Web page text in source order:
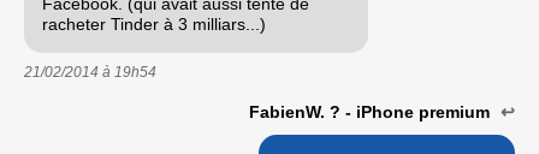
racheter Tinder à 3 milliars...)
21/02/2014 à 19h54
FabienW. ? - iPhone premium ↩